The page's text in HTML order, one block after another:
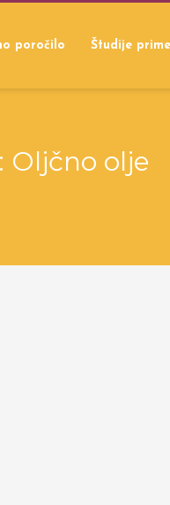
poročilo Študije
Oljčno olje